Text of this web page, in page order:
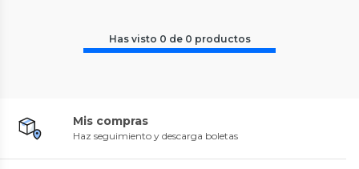
Has visto 0 de 0 productos
Mis compras
Haz seguimiento y descarga boletas